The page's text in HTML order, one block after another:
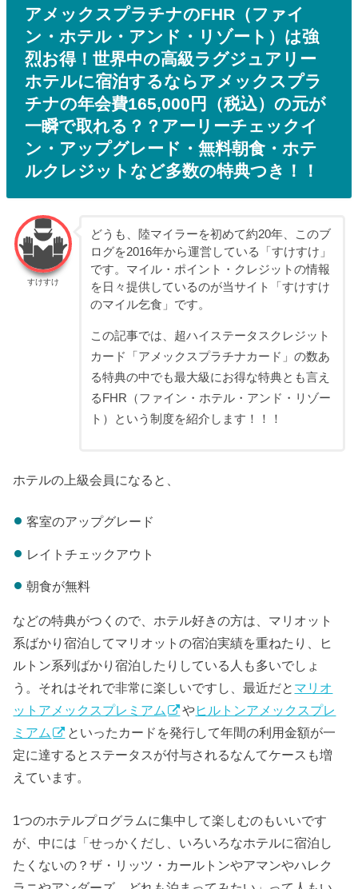
アメックスプラチナのFHR（ファイ
ン・ホテル・アンド・リゾート）は強
烈お得！世界中の高級ラグジュアリー
ホテルに宿泊するならアメックスプラ
チナの年会費165,000円（税込）の元が
一瞬で取れる？？アーリーチェックイ
ン・アップグレード・無料朝食・ホテ
ルクレジットなど多数の特典つき！！
すけすけ
どうも、陸マイラーを初めて約20年、このブ
ログを2016年から運営している「すけすけ」
です。マイル・ポイント・クレジットの情報
を日々提供しているのが当サイト「すけすけ
のマイル乞食」です。
この記事では、超ハイステータスクレジット
カード「アメックスプラチナカード」の数あ
る特典の中でも最大級にお得な特典とも言え
るFHR（ファイン・ホテル・アンド・リゾー
ト）という制度を紹介します！！！
ホテルの上級会員になると、
客室のアップグレード
レイトチェックアウト
朝食が無料
などの特典がつくので、ホテル好きの方は、マリオット
系ばかり宿泊してマリオットの宿泊実績を重ねたり、ヒ
ルトン系列ばかり宿泊したりしている人も多いでしょ
う。それはそれで非常に楽しいですし、最近だと マリオ
ットアメックスプレミアム
やヒルトンアメックスプレ
ミアム
といったカードを発行して年間の利用金額が一
定に達するとステータスが付与されるなんてケースも増
えています。
1つのホテルプログラムに集中して楽しむのもいいです
が、中には「せっかくだし、いろいろなホテルに宿泊し
たくないの？ザ・リッツ・カールトンやアマンやハレク